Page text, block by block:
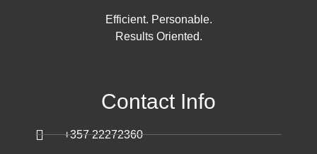
Efficient. Personable.
Results Oriented.
Contact Info
+357 22272360